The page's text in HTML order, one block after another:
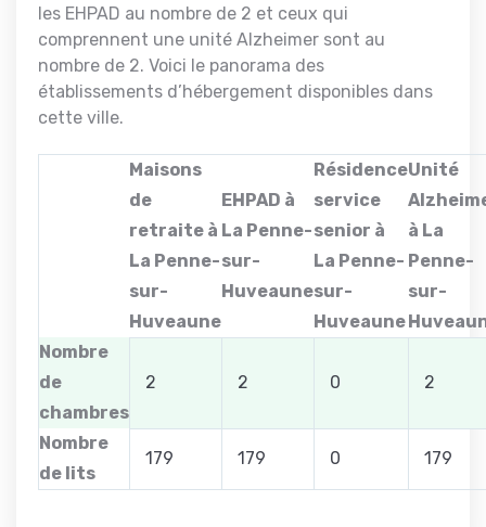
les EHPAD au nombre de 2 et ceux qui
comprennent une unité Alzheimer sont au
nombre de 2. Voici le panorama des
établissements d’hébergement disponibles dans
cette ville.
Maisons
de
retraite à
La Penne-
sur-
Huveaune
EHPAD à
La Penne-
sur-
Huveaune
Résidence
service
senior à
La Penne-
sur-
Huveaune
Unité
à La
Penne-
sur-
Nombre
de
chambres
2 2 0 2
Nombre
de lits
179 179 0 179